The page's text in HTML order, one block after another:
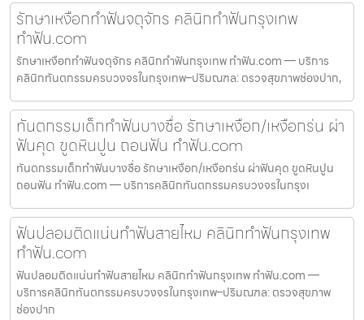
รักษาเหงือกทำฟันจตุจักร คลินิกทำฟันกรุงเทพ
ทำฟัน.com
รักษาเหงือกทำฟันจตุจักร คลินิกทำฟันกรุงเทพ ทำฟัน.com — บริการ
คลินิกทันตกรรมครบวงจรในกรุงเทพ–ปริมณฑล: ตรวจสุขภาพช่องปาก,
ทันตกรรมเด็กทำฟันบางซื่อ รักษาเหงือก/เหงือกร่น ผ่า
ฟันคุด ขูดหินปูน ถอนฟัน ทำฟัน.com
ทันตกรรมเด็กทำฟันบางซื่อ รักษาเหงือก/เหงือกร่น ผ่าฟันคุด ขูดหินปูน
ถอนฟัน ทำฟัน.com — บริการคลินิกทันตกรรมครบวงจรในกรุงเ
ฟันปลอมติดแน่นทำฟันสายไหม คลินิกทำฟันกรุงเทพ
ทำฟัน.com
ฟันปลอมติดแน่นทำฟันสายไหม คลินิกทำฟันกรุงเทพ ทำฟัน.com —
บริการคลินิกทันตกรรมครบวงจรในกรุงเทพ–ปริมณฑล: ตรวจสุขภาพ
ช่องปาก